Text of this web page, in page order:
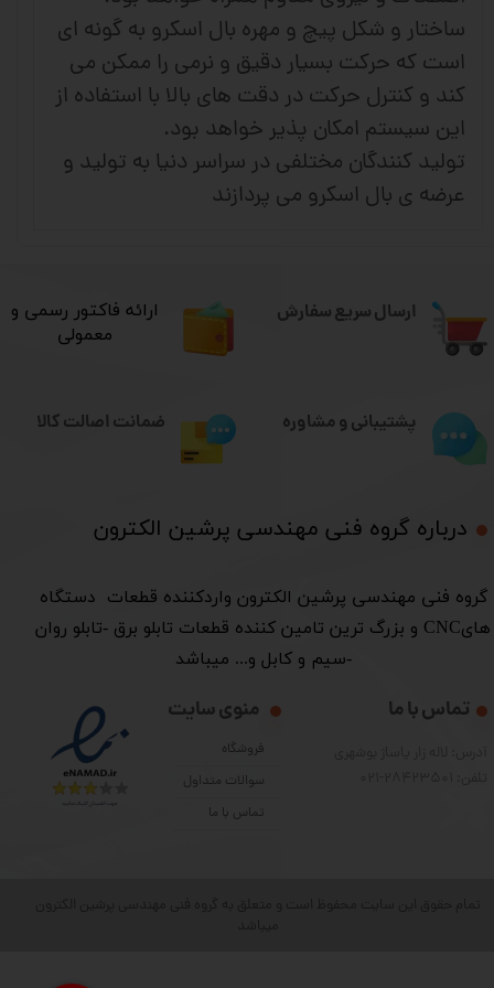
ساختار و شکل پیچ و مهره بال اسکرو به گونه ای
است که حرکت بسیار دقیق و نرمی را ممکن می
کند و کنترل حرکت در دقت های بالا با استفاده از
این سیستم امکان پذیر خواهد بود.
تولید کنندگان مختلفی در سراسر دنیا به تولید و
عرضه ی بال اسکرو می پردازند
ارسال سریع سفارش
درباره گروه فنی مهندسی پرشین الکترون​​​​​​​
​گروه فنی مهندسی پرشین الکترون واردکننده قطعات دستگاه
هایCNC و بزرگ ترین تامین کننده قطعات تابلو برق -تابلو روان
-سیم و کابل و... میباشد
منوی سایت
فروشگاه
سوالات متداول
تماس با ما
تماس با ما
​ارائه فاکتور رسمی و
معمولی
پشتیبانی و مشاوره ضمانت اصالت کالا